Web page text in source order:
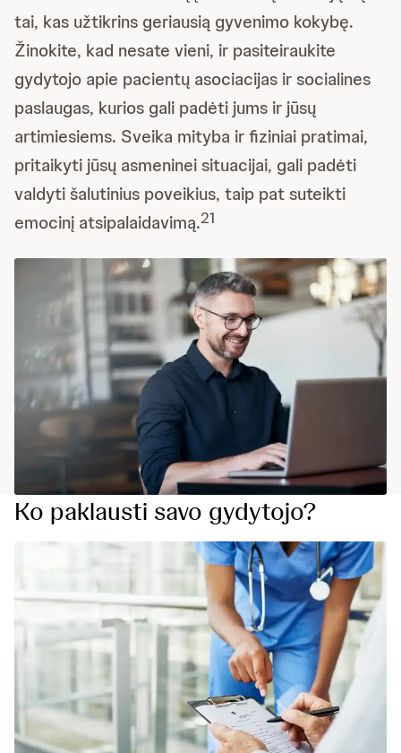
tai, kas užtikrins geriausią gyvenimo kokybę.
Žinokite, kad nesate vieni, ir pasiteiraukite
gydytojo apie pacientų asociacijas ir socialines
paslaugas, kurios gali padėti jums ir jūsų
artimiesiems. Sveika mityba ir fiziniai pratimai,
pritaikyti jūsų asmeninei situacijai, gali padėti
valdyti šalutinius poveikius, taip pat suteikti
emocinį atsipalaidavimą.21
Ko paklausti savo gydytojo?